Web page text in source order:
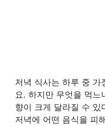
저녁 식사는 하루 중 가
요. 하지만 무엇을 먹느
향이 크게 달라질 수 있
저녁에 어떤 음식을 피